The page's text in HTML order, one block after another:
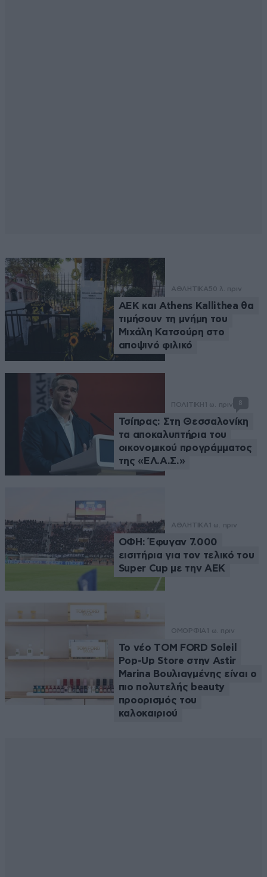
ΑΘΛΗΤΙΚΑ50 λ. πριν
ΑΕΚ και Athens Kallithea θα
τιμήσουν τη μνήμη του
Μιχάλη Κατσούρη στο
αποψινό φιλικό
ΠΟΛΙΤΙΚΗ 1 ω. πριν 8
Τσίπρας: Στη Θεσσαλονίκη
τα αποκαλυπτήρια του
οικονομικού προγράμματος
της «ΕΛ.Α.Σ.»
ΑΘΛΗΤΙΚΑ 1 ω. πριν
ΟΦΗ: Έφυγαν 7.000
εισιτήρια για τον τελικό του
Super Cup με την ΑΕΚ
ΟΜΟΡΦΙΑ 1 ω. πριν
Το νέο TOM FORD Soleil
Pop-Up Store στην Astir
Marina Βουλιαγμένης είναι ο
πιο πολυτελής beauty
προορισμός του
καλοκαιριού